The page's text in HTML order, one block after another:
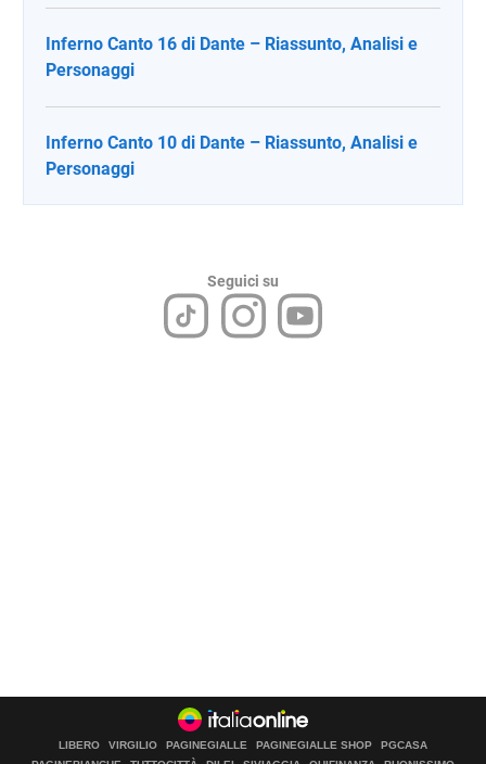
Inferno Canto 16 di Dante – Riassunto, Analisi e
Personaggi
Inferno Canto 10 di Dante – Riassunto, Analisi e
Personaggi
Seguici su
LIBERO VIRGILIO PAGINEGIALLE PAGINEGIALLE SHOP
PGCASA